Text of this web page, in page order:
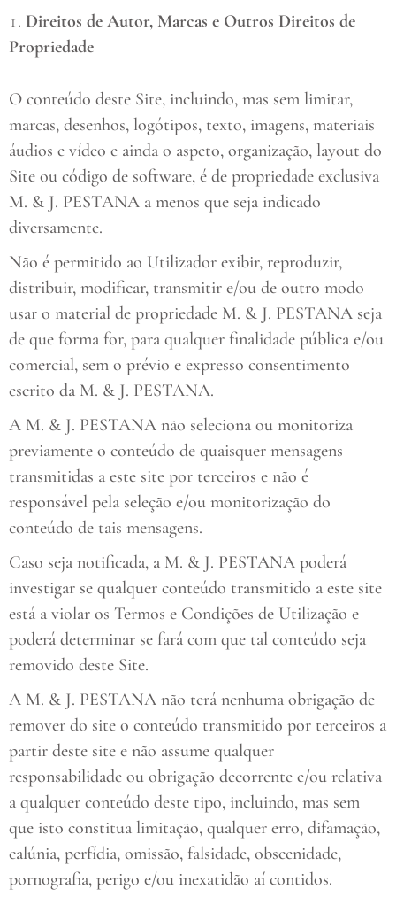
Direitos de Autor, Marcas e Outros Direitos de
Propriedade
O conteúdo deste Site, incluindo, mas sem limitar,
marcas, desenhos, logótipos, texto, imagens, materiais
áudios e vídeo e ainda o aspeto, organização, layout do
Site ou código de software, é de propriedade exclusiva
M. & J. PESTANA a menos que seja indicado
diversamente.
Não é permitido ao Utilizador exibir, reproduzir,
distribuir, modificar, transmitir e/ou de outro modo
usar o material de propriedade M. & J. PESTANA seja
de que forma for, para qualquer finalidade pública e/ou
comercial, sem o prévio e expresso consentimento
escrito da M. & J. PESTANA.
A M. & J. PESTANA não seleciona ou monitoriza
previamente o conteúdo de quaisquer mensagens
transmitidas a este site por terceiros e não é
responsável pela seleção e/ou monitorização do
conteúdo de tais mensagens.
Caso seja notificada, a M. & J. PESTANA poderá
investigar se qualquer conteúdo transmitido a este site
está a violar os Termos e Condições de Utilização e
poderá determinar se fará com que tal conteúdo seja
removido deste Site.
A M. & J. PESTANA não terá nenhuma obrigação de
remover do site o conteúdo transmitido por terceiros a
partir deste site e não assume qualquer
responsabilidade ou obrigação decorrente e/ou relativa
a qualquer conteúdo deste tipo, incluindo, mas sem
que isto constitua limitação, qualquer erro, difamação,
calúnia, perfídia, omissão, falsidade, obscenidade,
pornografia, perigo e/ou inexatidão aí contidos.